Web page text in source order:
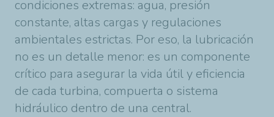
condiciones extremas: agua, presión
constante, altas cargas y regulaciones
ambientales estrictas. Por eso, la lubricación
no es un detalle menor: es un componente
crítico para asegurar la vida útil y eficiencia
de cada turbina, compuerta o sistema
hidráulico dentro de una central.